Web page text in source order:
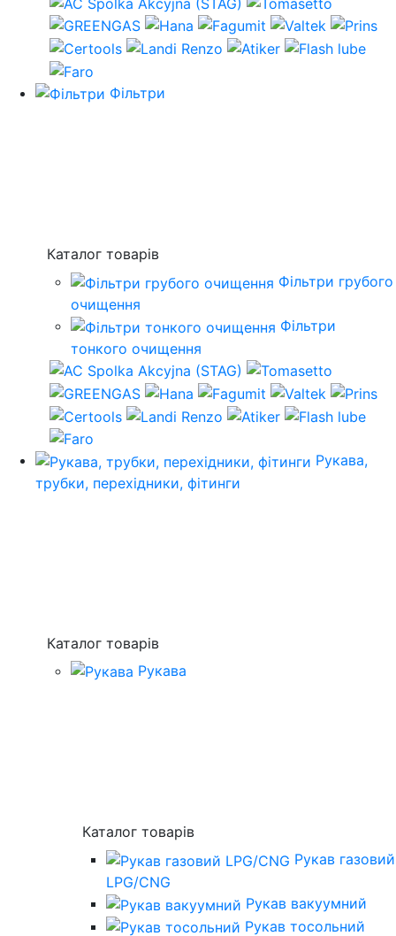
Фільтри
Каталог товарів
Фільтри грубого
очищення
Фільтри
тонкого очищення
Рукава,
трубки, перехідники, фітинги
Каталог товарів
Рукава
Каталог товарів
Рукав газовий
LPG/CNG
Рукав вакуумний
Рукав тосольний